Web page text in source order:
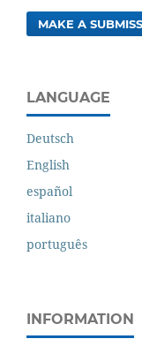
MAKE A
LANGUAGE
Deutsch
English
español
italiano
português
INFORMATION